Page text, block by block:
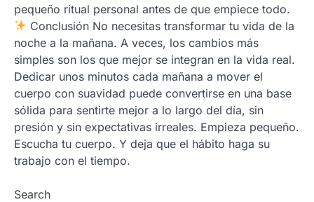
pequeño ritual personal antes de que empiece todo.
Conclusión No necesitas transformar tu vida de la
noche a la mañana. A veces, los cambios más
simples son los que mejor se integran en la vida real.
Dedicar unos minutos cada mañana a mover el
cuerpo con suavidad puede convertirse en una base
sólida para sentirte mejor a lo largo del día, sin
presión y sin expectativas irreales. Empieza pequeño.
Escucha tu cuerpo. Y deja que el hábito haga su
trabajo con el tiempo.
Search